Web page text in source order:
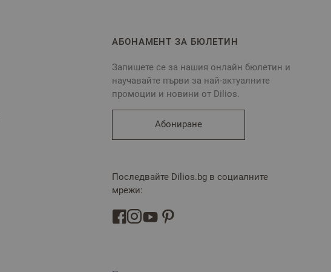
АБОНАМЕНТ ЗА БЮЛЕТИН
Запишете се за нашия онлайн бюлетин и
научавайте първи за най-актуалните
промоции и новини от Dilios.
Абониране
Последвайте Dilios.bg в социалните
мрежи: